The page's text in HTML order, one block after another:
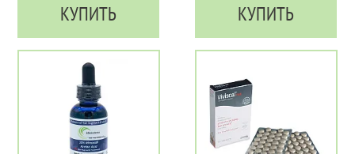
КУПИТЬ КУПИТЬ